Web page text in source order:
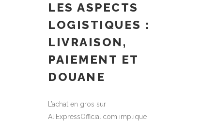
LES ASPECTS
LOGISTIQUES :
LIVRAISON,
PAIEMENT ET
DOUANE
L’achat en gros sur
AliExpressOfficial.com implique